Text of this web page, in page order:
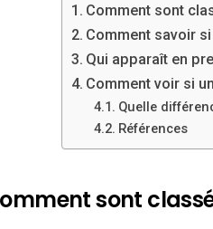
Comment sont
Comment savoir
Qui apparaît en
Comment voir si
Quelle
Références
sont